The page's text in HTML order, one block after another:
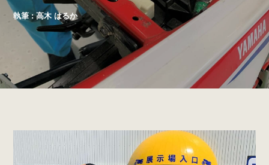
執筆 : 高木 はるか